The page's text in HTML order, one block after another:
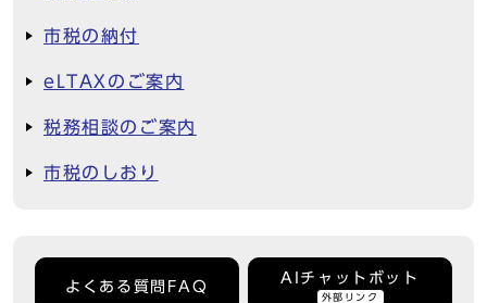
市税の納付
eLTAXのご案内
税務相談のご案内
市税のしおり
よくある質問FAQ
AIチャットボット
外部リンク